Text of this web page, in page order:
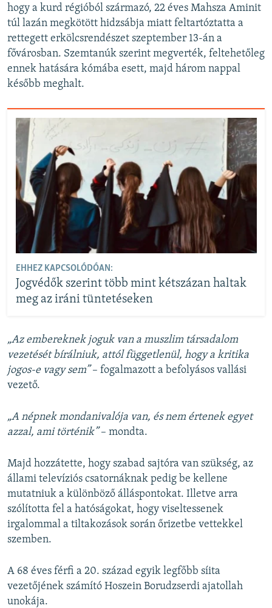
hogy a kurd régióból származó, 22 éves Mahsza Aminit
túl lazán megkötött hidzsábja miatt feltartóztatta a
rettegett erkölcsrendészet szeptember 13-án a
fővárosban. Szemtanúk szerint megverték, feltehetőleg
ennek hatására kómába esett, majd három nappal
később meghalt.
EHHEZ KAPCSOLÓDÓAN:
Jogvédők szerint több mint kétszázan haltak
meg az iráni tüntetéseken
„Az embereknek joguk van a muszlim társadalom
vezetését bírálniuk, attól függetlenül, hogy a kritika
jogos-e vagy sem”– fogalmazott a befolyásos vallási
vezető.
„A népnek mondanivalója van, és nem értenek egyet
azzal, ami történik”– mondta.
Majd hozzátette, hogy szabad sajtóra van szükség, az
állami televíziós csatornáknak pedig be kellene
mutatniuk a különböző álláspontokat. Illetve arra
szólította fel a hatóságokat, hogy viseltessenek
irgalommal a tiltakozások során őrizetbe vettekkel
szemben.
A 68 éves férfi a 20. század egyik legfőbb síita
vezetőjének számító Hoszein Borudzserdi ajatollah
unokája.